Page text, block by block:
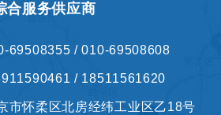
合服务供应商
69508355 / 010-69508608
/ 18511561620
市怀柔区北房经纬工业区乙18号